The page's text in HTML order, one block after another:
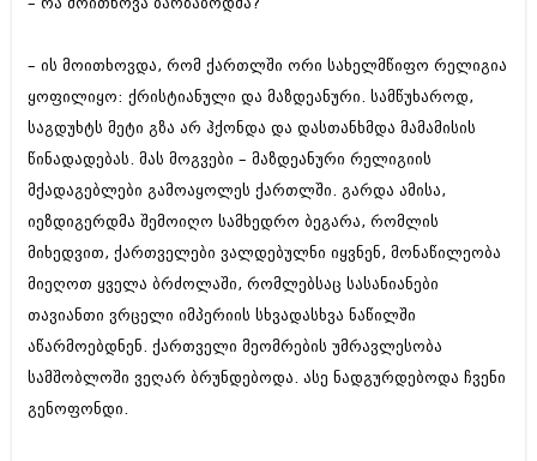
მარტი 2014 (413)
დეკემბერი 2013 (365)
ნოემბერი 2013 (279)
ოქტომბერი 2013 (256)
სექტემბერი 2013 (368)
აგვისტო 2013 (89)
ივლისი 2013 (182)
ივნისი 2013 (212)
მაისი 2013 (259)
მარტი 2013 (352)
თებერვალი 2013 (204)
იანვარი 2013 (334)
ნოემბერი 2012 (295)
ოქტომბერი 2012 (350)
– ის მოითხოვდა, რომ ქართლში ორი სახელმწიფო რელიგია
ყოფილიყო: ქრისტიანული და მაზდეანური. სამწუხაროდ,
საგდუხტს მეტი გზა არ ჰქონდა და დასთანხმდა მამამისის
წინადადებას. მას მოგვები – მაზდეანური რელიგიის
მქადაგებლები გამოაყოლეს ქართლში. გარდა ამისა,
იეზდიგერდმა შემოიღო სამხედრო ბეგარა, რომლის
მიხედვით, ქართველები ვალდებულნი იყვნენ, მონაწილეობა
მიეღოთ ყველა ბრძოლაში, რომლებსაც სასანიანები
თავიანთი ვრცელი იმპერიის სხვადასხვა ნაწილში
აწარმოებდნენ. ქართველი მეომრების უმრავლესობა
სამშობლოში ვეღარ ბრუნდებოდა. ასე ნადგურდებოდა ჩვენი
გენოფონდი.